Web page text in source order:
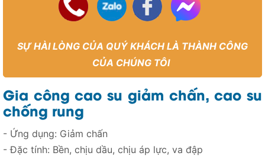
SỰ HÀI LÒNG CỦA QUÝ KHÁCH LÀ THÀNH CÔNG
CỦA CHÚNG TÔI
Gia công cao su giảm chấn, cao su
chống rung
- Ứng dụng: Giảm chấn
- Đặc tính: Bền, chịu dầu, chịu áp lực, va đập